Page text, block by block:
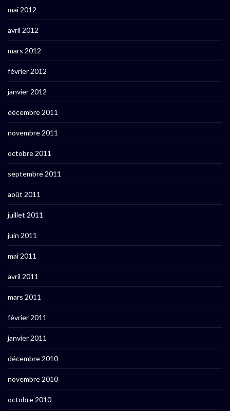
mai 2012
avril 2012
mars 2012
février 2012
janvier 2012
décembre 2011
novembre 2011
octobre 2011
septembre 2011
août 2011
juillet 2011
juin 2011
mai 2011
avril 2011
mars 2011
février 2011
janvier 2011
décembre 2010
novembre 2010
octobre 2010